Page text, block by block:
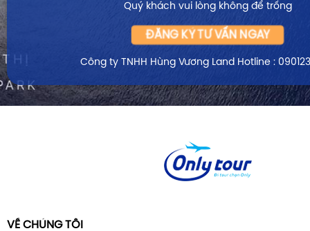
Quý khách vui lòng không để trống
ĐĂNG KÝ TƯ VẤN NGAY
Công ty TNHH Hùng Vương Land Hotline :
VỀ CHÚNG TÔI